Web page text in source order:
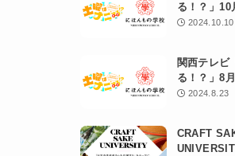
る！？」10
2024.10.10
関西テレビ
る！？」8
2024.8.23
CRAFT